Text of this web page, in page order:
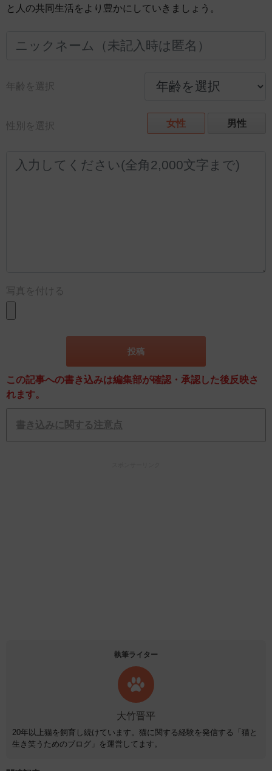
と人の共同生活をより豊かにしていきましょう。
年齢を選択
性別を選択 女性 男性
写真を付ける
この記事への書き込みは編集部が確認・承認した後反映さ
れます。
書き込みに関する注意点
執筆ライター
大竹晋平
20年以上猫を飼育し続けています。猫に関する経験を発信する「猫と
生き笑うためのブログ」を運営してます。